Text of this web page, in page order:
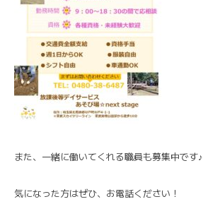
また、一緒に働いてくれる職員も募集中です♪
気になった方はぜひ、お電話ください！